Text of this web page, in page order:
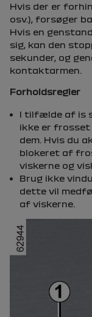
Hvis der er
osv.), forsøger
Hvis en
sig, kan den
sekunder, og
kontaktarmen.
Forholdsregler
I tilfælde af is
ikke er frosset
dem. Hvis du
blokeret af
viskerne og
Brug ikke
dette vil
af viskerne.